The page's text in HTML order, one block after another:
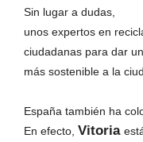
Sin lugar a dudas,
unos expertos en
ciudadanas para dar
más sostenible a la
España también ha
En efecto, Vitoria